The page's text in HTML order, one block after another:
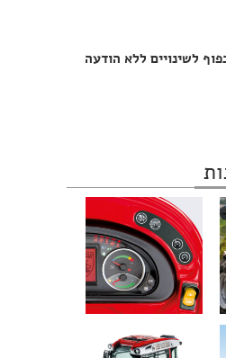
לשינויים ללא הודעה